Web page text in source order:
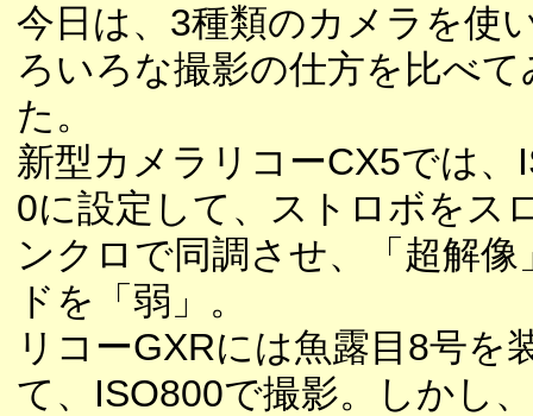
今日は、3種類のカメラを使
ろいろな撮影の仕方を比べ
た。
新型カメラリコーCX5では、
0に設定して、ストロボをス
ンクロで同調させ、「超解像
ドを「弱」。
リコーGXRには魚露目8号を
て、ISO800で撮影。しかし